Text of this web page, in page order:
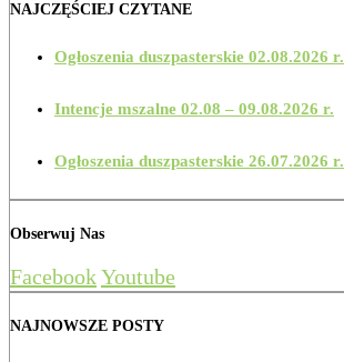
NAJCZĘŚCIEJ CZYTANE
Ogłoszenia duszpasterskie 02.08.2026 r.
Intencje mszalne 02.08 – 09.08.2026 r.
Ogłoszenia duszpasterskie 26.07.2026 r.
Obserwuj Nas
FacebookYoutube
NAJNOWSZE POSTY